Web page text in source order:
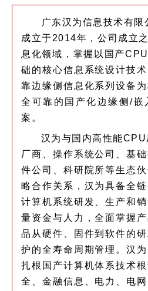
广东汉为信息技术有限
成立于2014年，公司成立
息化领域，掌握以国产
础的核心信息系统设计技
靠边缘侧信息化系列设备
全可靠的国产化边缘侧/嵌
案。
汉为与国内高性能
厂商、操作系统公司、基
件公司、科研院所等生态
略合作关系，汉为具备全
计算机系统研发、生产和
量资金与人力，全面掌握
品从硬件、固件到软件的
护的全寿命周期管理。汉
扎根国产计算机体系技术
全、金融信息、电力、电